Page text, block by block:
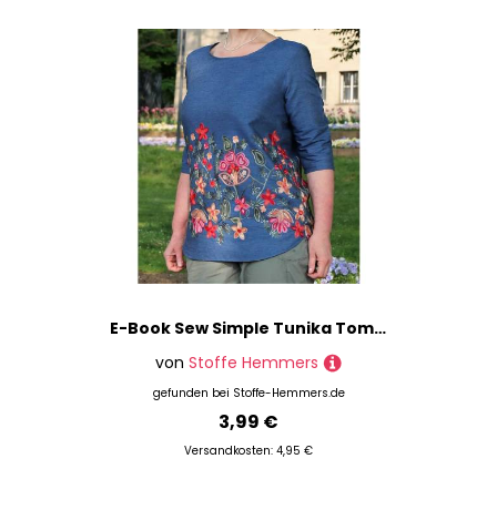
E-Book Sew Simple Tunika Tomris 32-60
von Stoffe Hemmers
gefunden bei Stoffe-Hemmers.de
3,99 €
Versandkosten: 4,95 €